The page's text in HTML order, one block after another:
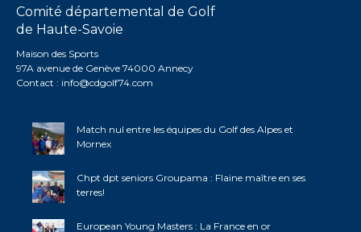
Comité départemental de Golf
de Haute-Savoie
Maison des Sports
97A avenue de Genève 74000 Annecy
Contact : info@cdgolf74.com
Match nul entre les équipes du Golf des Alpes et
Mornex
Chpt dpt seniors Groupama : Flaine maître en ses
terres!
European Young Masters : La France en or